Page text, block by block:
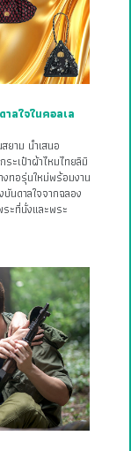
ลใจในคอลเล
ยาม นำเสนอ
ระเป๋าผ้าไหมไทยลิมิ
ทอรุ่นใหม่พร้อมงาน
นดาลใจจากฉลอง
ะที่นั่งและพระ